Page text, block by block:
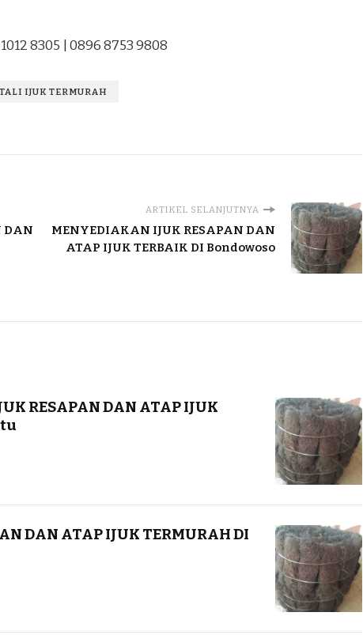
8305 | 0896 8753 9808
IJUK TERMURAH
DAN
ARTIKEL SELANJUTNYA
MENYEDIAKAN IJUK RESAPAN DAN
ATAP IJUK TERBAIK DI Bondowoso
RESAPAN DAN ATAP IJUK
DAN ATAP IJUK TERMURAH DI